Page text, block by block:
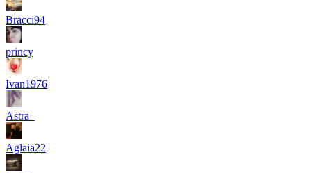
Bracci94
princy
Ivan1976
Astra_
Aglaia22